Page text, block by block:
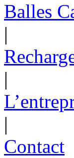
Balles
|
|
|
Contact